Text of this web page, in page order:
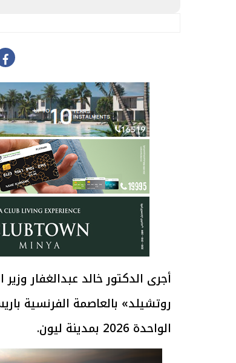
أجرى الدكتور خالد عبدالغفار
روتشيلد» بالعاصمة الفرنسية
الواحدة 2026 بمدينة ليون.